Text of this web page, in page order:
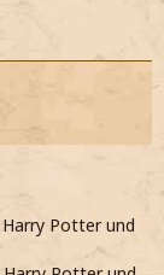
Harry Potter und